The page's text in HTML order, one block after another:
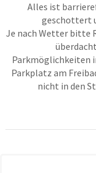
Alles ist
geschottert
Je nach Wetter bitte
Parkmöglichkeiten
Parkplatz am
nicht in den